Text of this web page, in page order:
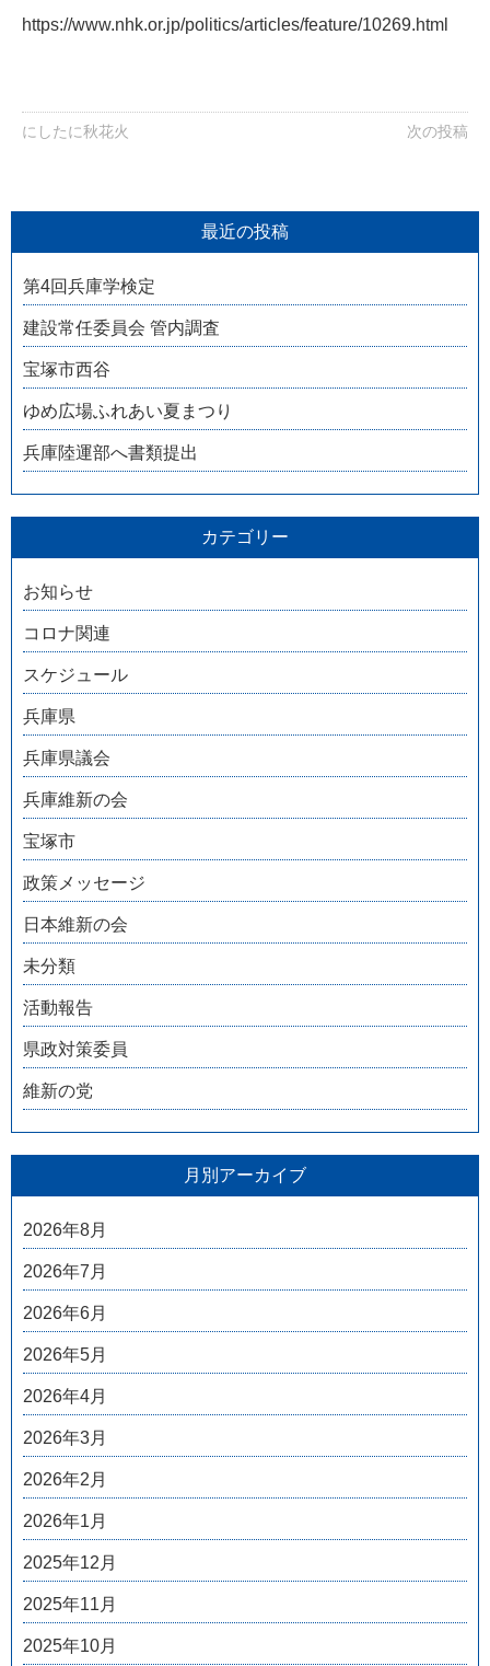
https://www.nhk.or.jp/politics/articles/feature/10269.html
にしたに秋花火 次の投稿
最近の投稿
第4回兵庫学検定
建設常任委員会 管内調査
宝塚市西谷
ゆめ広場ふれあい夏まつり
兵庫陸運部へ書類提出
カテゴリー
お知らせ
コロナ関連
スケジュール
兵庫県
兵庫県議会
兵庫維新の会
宝塚市
政策メッセージ
日本維新の会
未分類
活動報告
県政対策委員
維新の党
月別アーカイブ
2026年8月
2026年7月
2026年6月
2026年5月
2026年4月
2026年3月
2026年2月
2026年1月
2025年12月
2025年11月
2025年10月